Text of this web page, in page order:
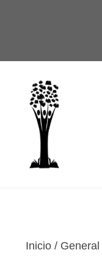
Inicio / General